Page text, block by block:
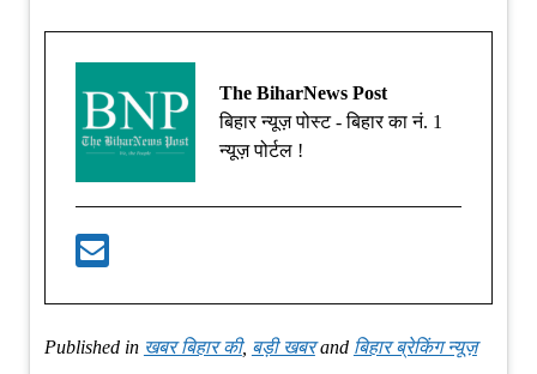
The BiharNews Post
बिहार न्यूज़ पोस्ट - बिहार का नं. 1
न्यूज़ पोर्टल !
Published in खबर बिहार की, बड़ी खबरand बिहार ब्रेकिंग न्यूज़